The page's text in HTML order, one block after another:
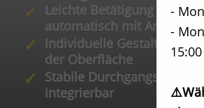
Leichte Betätigung per
automatisch mit Antrieb
Individuelle
der Oberfläche
Stabile Durchgangstür im
integrierbar
-
-